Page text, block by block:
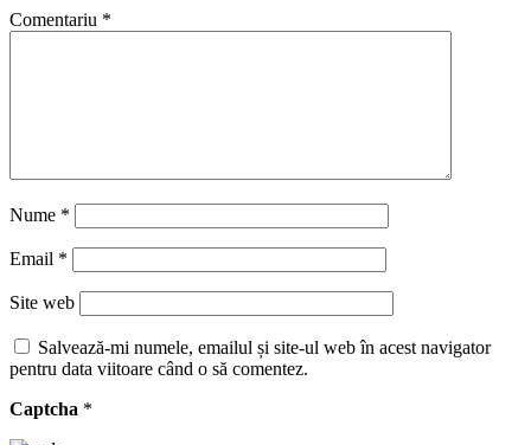
Comentariu *
Nume *
Email *
Site web
Salvează-mi numele, emailul și site-ul web în acest navigator
pentru data viitoare când o să comentez.
Captcha *